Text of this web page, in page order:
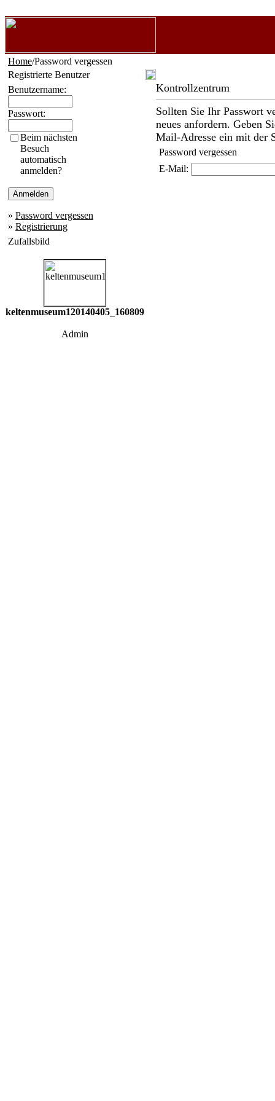
Home/Password vergessen
Registrierte Benutzer
Benutzername:
Passwort:
Beim nächsten
Besuch
automatisch
anmelden?
» Password vergessen
» Registrierung
Zufallsbild
keltenmuseum120140405_160809
Admin
Kontrollzentrum
Sollten Sie Ihr Passwort
neues anfordern. Geben
Mail-Adresse ein mit der
Password vergessen
E-Mail: